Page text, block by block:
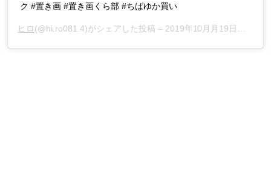
ク #置き画 #置き画くら部 #ちばゆか買い
ヒロ (@hi.ro081.4)がシェアした投稿 – 2019年10月月19日午前4時44分PDT